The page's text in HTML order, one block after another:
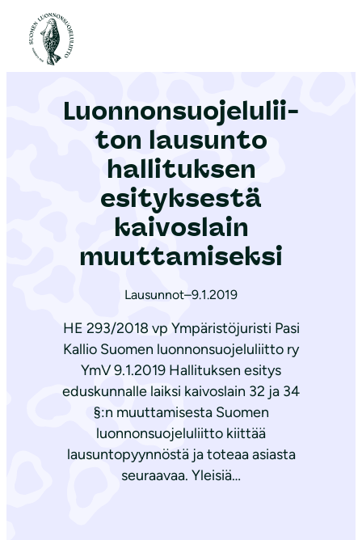
Etusivu
Luon­non­suo­je­lu­lii­
ton lausunto
hallituksen
esityksestä
kaivoslain
muuttamiseksi
Lausunnot–9.1.2019
HE 293/2018 vp Ympäristöjuristi Pasi
Kallio Suomen luonnonsuojeluliitto ry
YmV 9.1.2019 Hallituksen esitys
eduskunnalle laiksi kaivoslain 32 ja 34
§:n muuttamisesta Suomen
luonnonsuojeluliitto kiittää
lausuntopyynnöstä ja toteaa asiasta
seuraavaa. Yleisiä…